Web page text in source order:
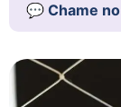
💬 Chame